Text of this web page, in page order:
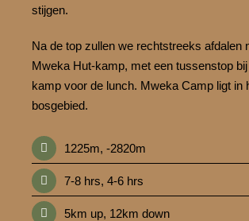
stijgen.
Na de top zullen we rechtstreeks afdalen
Mweka Hut-kamp, met een tussenstop
kamp voor de lunch. Mweka Camp ligt in
bosgebied.
1225m, -2820m
7-8 hrs, 4-6 hrs
5km up, 12km down